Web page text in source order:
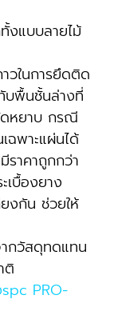
งแบบลายไม้
วในการยึดติด
บพื้นชั้นล่างที่
ดหยาบ กรณี
ฉพาะแผ่นได้
ราคาถูกกว่า
เบื้องยาง
งกัน ช่วยให้
ากวัสดุทดแทน
ติ
PRO-